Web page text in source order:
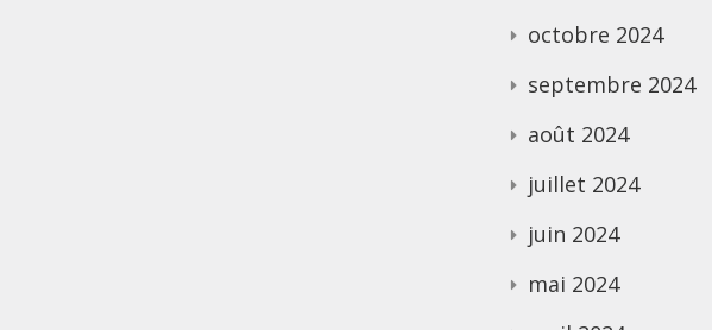
octobre 2024
septembre 2024
août 2024
juillet 2024
juin 2024
mai 2024